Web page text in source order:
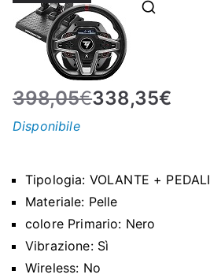
398,05€338,35€
Tipologia: VOLANTE + PEDALI
Materiale: Pelle
colore Primario: Nero
Vibrazione: Sì
Wireless: No
Disponibile